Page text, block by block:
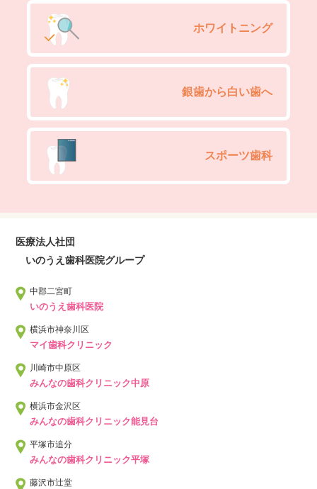
ホワイトニング
銀歯から白い歯へ
スポーツ歯科
医療法人社団
いのうえ歯科医院グループ
中郡二宮町
いのうえ歯科医院
横浜市神奈川区
マイ歯科クリニック
川崎市中原区
みんなの歯科クリニック中原
横浜市金沢区
みんなの歯科クリニック能見台
平塚市追分
みんなの歯科クリニック平塚
藤沢市辻堂